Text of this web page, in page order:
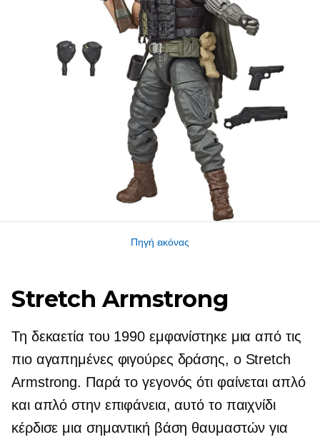
Πηγή εικόνας
Stretch Armstrong
Τη δεκαετία του 1990 εμφανίστηκε μια από τις
πιο αγαπημένες φιγούρες δράσης, ο Stretch
Armstrong. Παρά το γεγονός ότι φαίνεται απλό
και απλό στην επιφάνεια, αυτό το παιχνίδι
κέρδισε μια σημαντική βάση θαυμαστών για